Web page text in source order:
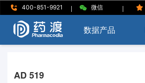
400-851-9921 | 微信 |
数据产品
AD 519